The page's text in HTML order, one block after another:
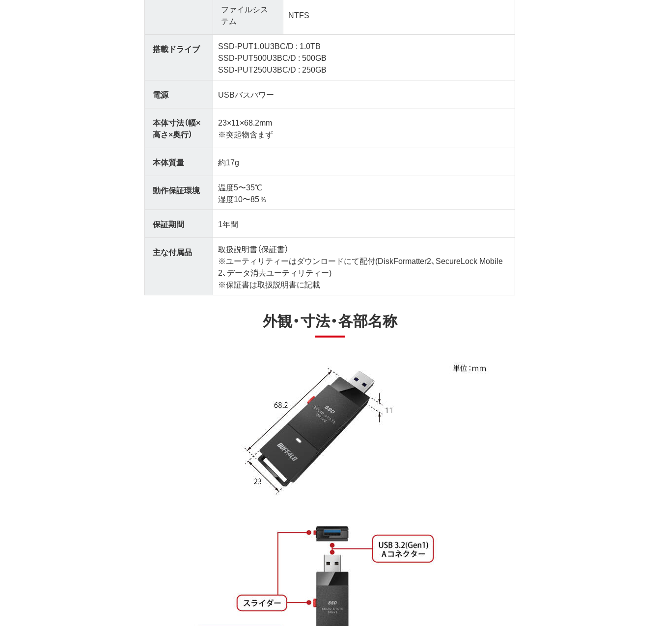
ファイルシス
テム
NTFS
搭載ドライブ
SSD-PUT1.0U3BC/D : 1.0TB
SSD-PUT500U3BC/D : 500GB
SSD-PUT250U3BC/D : 250GB
電源 USBバスパワー
本体寸法（幅×
高さ×奥行）
23×11×68.2mm
※突起物含まず
本体質量 約17g
動作保証環境
温度5〜35℃
湿度10〜85％
保証期間 1年間
主な付属品
取扱説明書（保証書）
※ユーティリティーはダウンロードにて配付(DiskFormatter2、SecureLock Mobile
2、データ消去ユーティリティー)
※保証書は取扱説明書に記載
外観・寸法・各部名称